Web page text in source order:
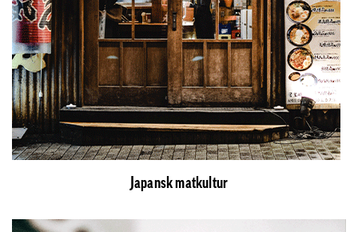
Japansk matkultur